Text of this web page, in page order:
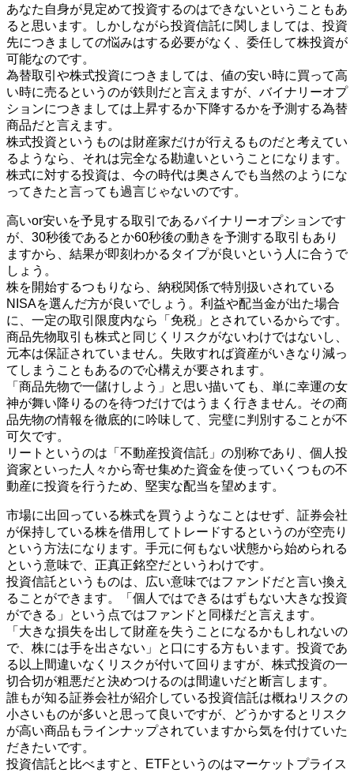
あなた自身が見定めて投資するのはできないということもあ
ると思います。しかしながら投資信託に関しましては、投資
先につきましての悩みはする必要がなく、委任して株投資が
可能なのです。
為替取引や株式投資につきましては、値の安い時に買って高
い時に売るというのが鉄則だと言えますが、バイナリーオプ
ションにつきましては上昇するか下降するかを予測する為替
商品だと言えます。
株式投資というものは財産家だけが行えるものだと考えてい
るようなら、それは完全なる勘違いということになります。
株式に対する投資は、今の時代は奥さんでも当然のようにな
ってきたと言っても過言じゃないのです。
高いor安いを予見する取引であるバイナリーオプションです
が、30秒後であるとか60秒後の動きを予測する取引もあり
ますから、結果が即刻わかるタイプが良いという人に合うで
しょう。
株を開始するつもりなら、納税関係で特別扱いされている
NISAを選んだ方が良いでしょう。利益や配当金が出た場合
に、一定の取引限度内なら「免税」とされているからです。
商品先物取引も株式と同じくリスクがないわけではないし、
元本は保証されていません。失敗すれば資産がいきなり減っ
てしまうこともあるので心構えが要されます。
「商品先物で一儲けしよう」と思い描いても、単に幸運の女
神が舞い降りるのを待つだけではうまく行きません。その商
品先物の情報を徹底的に吟味して、完璧に判別することが不
可欠です。
リートというのは「不動産投資信託」の別称であり、個人投
資家といった人々から寄せ集めた資金を使っていくつもの不
動産に投資を行うため、堅実な配当を望めます。
市場に出回っている株式を買うようなことはせず、証券会社
が保持している株を借用してトレードするというのが空売り
という方法になります。手元に何もない状態から始められる
という意味で、正真正銘空だというわけです。
投資信託というものは、広い意味ではファンドだと言い換え
ることができます。「個人ではできるはずもない大きな投資
ができる」という点ではファンドと同様だと言えます。
「大きな損失を出して財産を失うことになるかもしれないの
で、株には手を出さない」と口にする方もいます。投資であ
る以上間違いなくリスクが付いて回りますが、株式投資の一
切合切が粗悪だと決めつけるのは間違いだと断言します。
誰もが知る証券会社が紹介している投資信託は概ねリスクの
小さいものが多いと思って良いですが、どうかするとリスク
が高い商品もラインナップされていますから気を付けていた
だきたいです。
投資信託と比べますと、ETFというのはマーケットプライス